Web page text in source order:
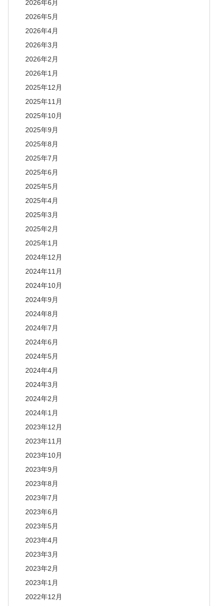
2026年6月
2026年5月
2026年4月
2026年3月
2026年2月
2026年1月
2025年12月
2025年11月
2025年10月
2025年9月
2025年8月
2025年7月
2025年6月
2025年5月
2025年4月
2025年3月
2025年2月
2025年1月
2024年12月
2024年11月
2024年10月
2024年9月
2024年8月
2024年7月
2024年6月
2024年5月
2024年4月
2024年3月
2024年2月
2024年1月
2023年12月
2023年11月
2023年10月
2023年9月
2023年8月
2023年7月
2023年6月
2023年5月
2023年4月
2023年3月
2023年2月
2023年1月
2022年12月